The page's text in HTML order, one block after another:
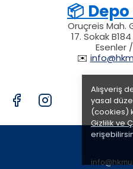
Alışveriş
yasal
(cookies)
Gizlilik ve
📦
Oruçreis Mah.
17. Sokak
Esenler
✉️
HK
info